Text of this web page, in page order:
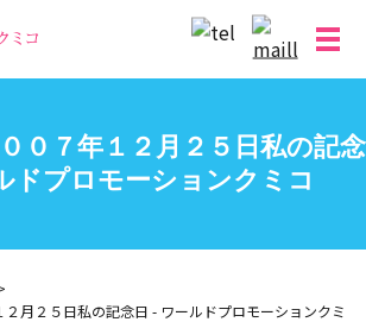
メ
０７年１２月２５日私の記念
ドプロモーションクミコ
月２５日私の記念日 - ワールドプロモーションクミ